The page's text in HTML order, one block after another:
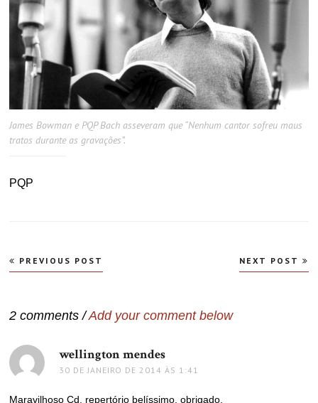
James Bowman e PQP Bach asseveram que “Nenhum cantor sofreu maus
tratos durante as gravações”.
PQP
Navegação
de
PREVIOUS POST NEXT POST
2 comments /Add your comment below
wellington mendes
30 DE JANEIRO DE 2014 ÀS 1:41
Maravilhoso Cd, repertório belíssimo, obrigado.